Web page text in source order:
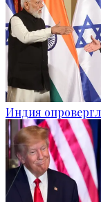
Индия